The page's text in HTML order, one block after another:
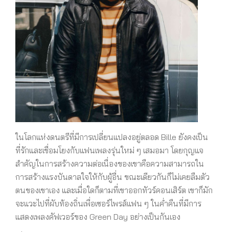
ในโลกแห่งดนตรีที่มีการเปลี่ยนแปลงอยู่ตลอด Bille ยังคงเป็น
ที่รักและเชื่อมโยงกับแฟนเพลงรุ่นใหม่ ๆ เสมอมา โดยกุญแจ
สำคัญในการสร้างความต่อเนื่องของเขาคือความสามารถใน
การสร้างแรงบันดาลใจให้กับผู้อื่น ขณะเดียวกันก็ไม่เคยลืมตัว
ตนของเขาเอง และเมื่อใดก็ตามที่เขาออกทัวร์คอนเสิร์ต เขาก็มัก
จะแวะไปที่ผับท้องถิ่นเพื่อเซอร์ไพรส์แฟน ๆ ในค่ำคืนที่มีการ
แสดงเพลงคัฟเวอร์ของ Green Day อย่างเป็นกันเอง